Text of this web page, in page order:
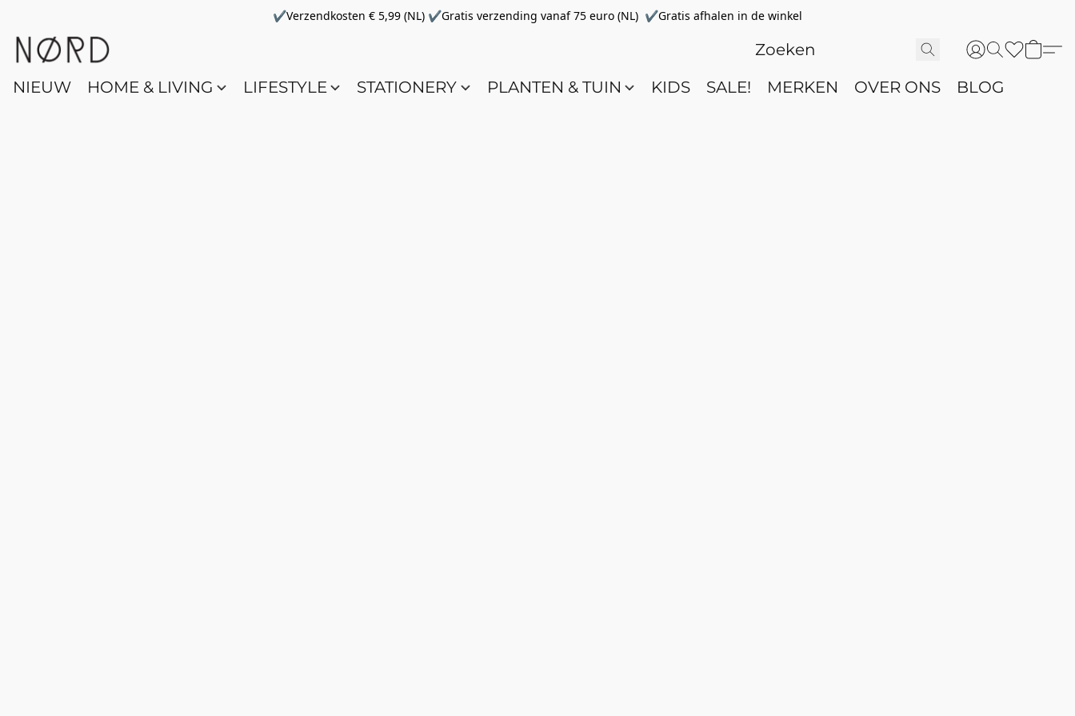
✔Verzendkosten € 5,99 (NL) ✔Gratis verzending vanaf 75 euro (NL) ✔Gratis afhalen in de winkel
NIEUW HOME & LIVING LIFESTYLE STATIONERY PLANTEN & TUIN KIDS SALE! MERKEN OVER ONS BLOG